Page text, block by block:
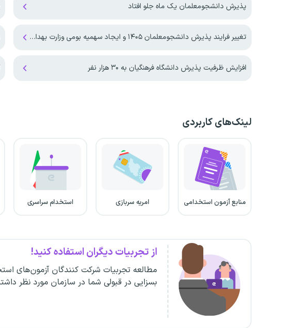
پذیرش دانشجومعلمان یک ماه جلو افتاد
تغییر فرایند پذیرش دانشجومعلمان ۱۴۰۵ و ایجاد سهمیه بومی وزارت بهداشت
افزایش ظرفیت پذیرش دانشگاه فرهنگیان به ۳۰ هزار نفر
لینک‌های کاربردی
منابع آزمون استخدامی امریه سربازی استخدام سراسری
از تجربیات دیگران استفاده کنید!
مطالعه تجربیات شرکت کنندگان آزمون‌های
بسزایی در قبولی شما در سازمان مورد نظر